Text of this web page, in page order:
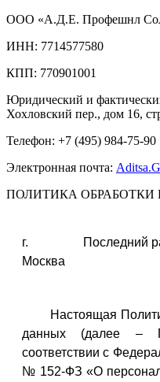
ООО «А.Д.Е. Профешнл
ИНН: 7714577580
КПП: 770901001
Юридический и
Хохловский пер., дом 16,
Телефон: +7 (495) 984-75-90
Электронная почта:
ПОЛИТИКА
г.
Москва
Последний
Настоящая
данных (далее –
соответствии с
№ 152-ФЗ «О